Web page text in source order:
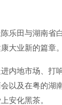
乐田与湖南省
大业新的篇章。
内地市场、打
以及在粤的湖
安化黑茶。